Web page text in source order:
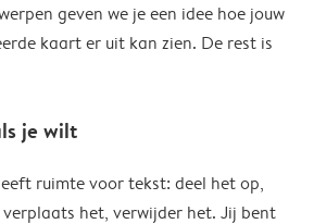
geven we je een idee hoe jouw
kaart er uit kan zien. De rest is
je wilt
ruimte voor tekst: deel het op,
het, verwijder het. Jij bent